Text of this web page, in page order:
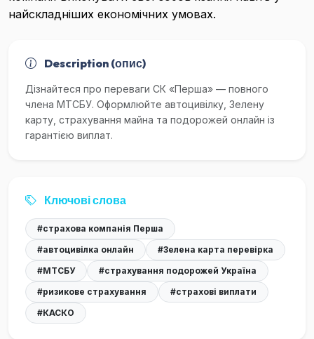
найскладніших економічних умовах.
Description (опис)
Дізнайтеся про переваги СК «Перша» — повного
члена МТСБУ. Оформлюйте автоцивілку, Зелену
карту, страхування майна та подорожей онлайн із
гарантією виплат.
Ключові слова
#страхова компанія Перша
#автоцивілка онлайн
#Зелена карта перевірка
#МТСБУ
#страхування подорожей Україна
#ризикове страхування
#страхові виплати
#КАСКО